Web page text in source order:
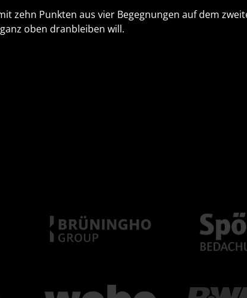
zehn Punkten aus vier Begegnungen auf dem
oben dranbleiben will.